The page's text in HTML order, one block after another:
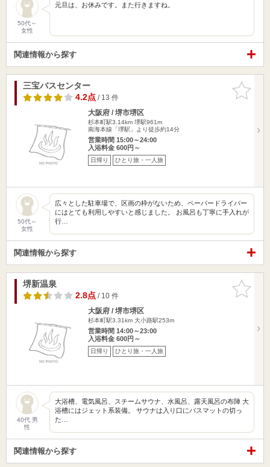
50代～
女性
元旦は、お休みです。また行きますね。
関連情報から探す
お気に入
りに追加
三宝バスセンター
4.2点/ 13 件
大阪府 / 堺市堺区
杉本町駅3.14km 堺駅961m
南海本線「堺駅」より徒歩約14分
営業時間 15:00～24:00
入浴料金 600円～
日帰り ひとり旅・一人旅
50代～
女性
広々とした駐車場で、区画の枠がないため、ペーパードライバー
にはとても利用しやすいと感じました。 お風呂も丁寧に手入れが
行…
関連情報から探す
お気に入
りに追加
堺新温泉
2.8点/ 10 件
大阪府 / 堺市堺区
杉本町駅3.31km 大小路駅253m
営業時間 14:00～23:00
入浴料金 600円～
日帰り ひとり旅・一人旅
40代 男
性
大浴槽、電気風呂、スチームサウナ、水風呂、露天風呂の布陣 大
浴槽にはジェット系装備。 サウナは入り口にバスマットの切っ
た…
関連情報から探す